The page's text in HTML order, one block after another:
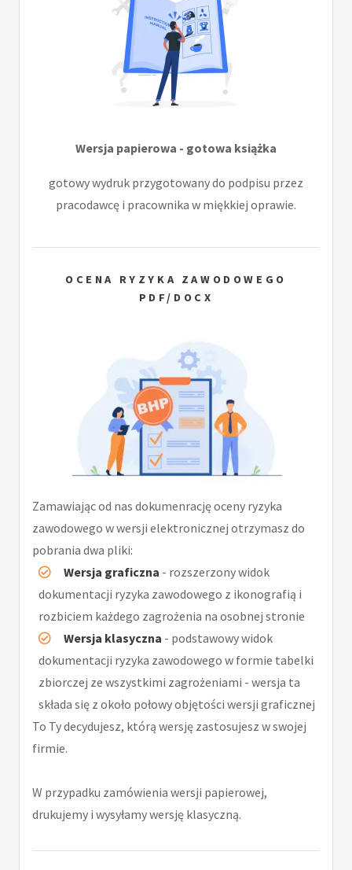
Wersja papierowa - gotowa książka
gotowy wydruk przygotowany do podpisu przez
pracodawcę i pracownika w miękkiej oprawie.
OCENA RYZYKA ZAWODOWEGO
PDF/DOCX
Zamawiając od nas dokumenrację oceny ryzyka
zawodowego w wersji elektronicznej otrzymasz do
pobrania dwa pliki:
Wersja graficzna - rozszerzony widok
dokumentacji ryzyka zawodowego z ikonografią i
rozbiciem każdego zagrożenia na osobnej stronie
Wersja klasyczna - podstawowy widok
dokumentacji ryzyka zawodowego w formie tabelki
zbiorczej ze wszystkimi zagrożeniami - wersja ta
składa się z około połowy objętości wersji graficznej
To Ty decydujesz, którą wersję zastosujesz w swojej
firmie.
W przypadku zamówienia wersji papierowej,
drukujemy i wysyłamy wersję klasyczną.